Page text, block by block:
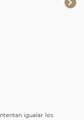
igualar los